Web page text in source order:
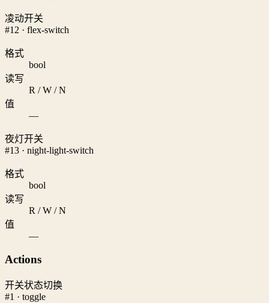
凌动开关
#12 · flex-switch
格式
bool
读写
R / W / N
值
—
夜灯开关
#13 · night-light-switch
格式
bool
读写
R / W / N
值
—
Actions
开关状态切换
#1 · toggle